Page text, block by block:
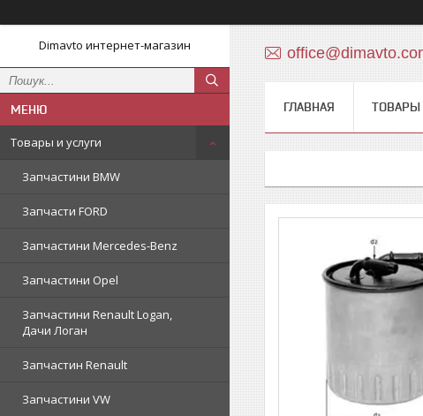
Dimavto интернет-магазин
Товары и услуги
Запчастини BMW
Запчасти FORD
Запчастини Mercedes-Benz
Запчастини Opel
Запчастини Renault Logan,
Дачи Логан
Запчастин Renault
Запчастини VW
ГЛАВНАЯ ТОВАРЫ